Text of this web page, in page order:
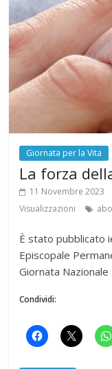
Giornata per la Vita
La forza
11 Novembre 2023
Visualizzazioni
È stato pubblicato
Episcopale
Giornata Nazionale
Condividi: